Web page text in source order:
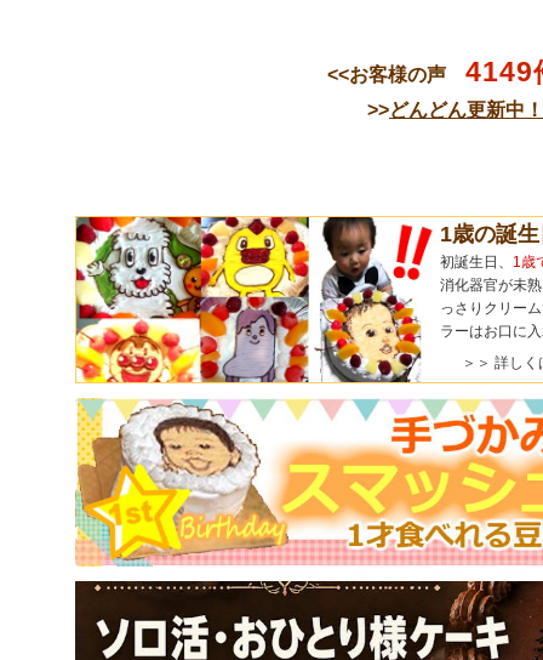
<<お客様の声 4149
>>どんどん更新中
1歳の誕
初誕生日、 1歳
消化器官が未
っさりクリー
ラーはお口に
＞＞ 詳しく